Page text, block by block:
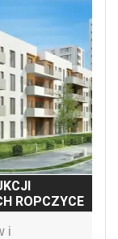
ROPCZYCE
i